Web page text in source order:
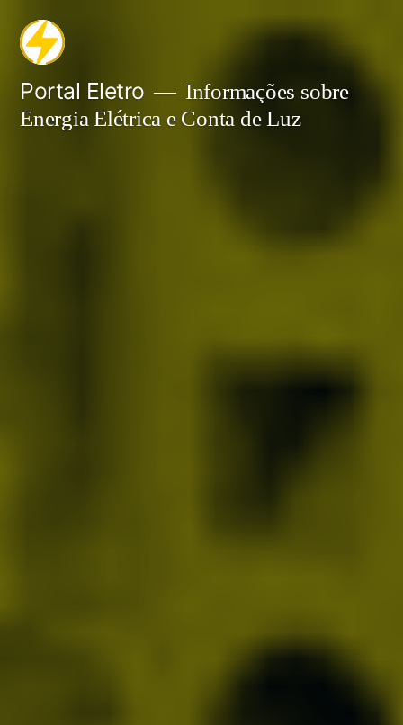
Pular
para
conteúdo
Portal Eletro
Informações sobre
Energia Elétrica e Conta de Luz